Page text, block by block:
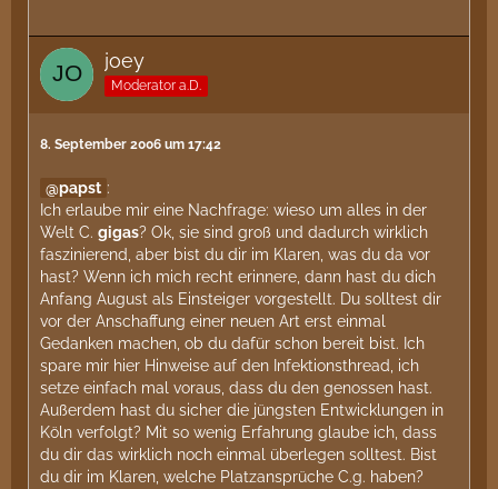
joey
Moderator a.D.
8. September 2006 um 17:42
papst :
Ich erlaube mir eine Nachfrage: wieso um alles in der
Welt C. gigas? Ok, sie sind groß und dadurch wirklich
faszinierend, aber bist du dir im Klaren, was du da vor
hast? Wenn ich mich recht erinnere, dann hast du dich
Anfang August als Einsteiger vorgestellt. Du solltest dir
vor der Anschaffung einer neuen Art erst einmal
Gedanken machen, ob du dafür schon bereit bist. Ich
spare mir hier Hinweise auf den Infektionsthread, ich
setze einfach mal voraus, dass du den genossen hast.
Außerdem hast du sicher die jüngsten Entwicklungen in
Köln verfolgt? Mit so wenig Erfahrung glaube ich, dass
du dir das wirklich noch einmal überlegen solltest. Bist
du dir im Klaren, welche Platzansprüche C.g. haben?